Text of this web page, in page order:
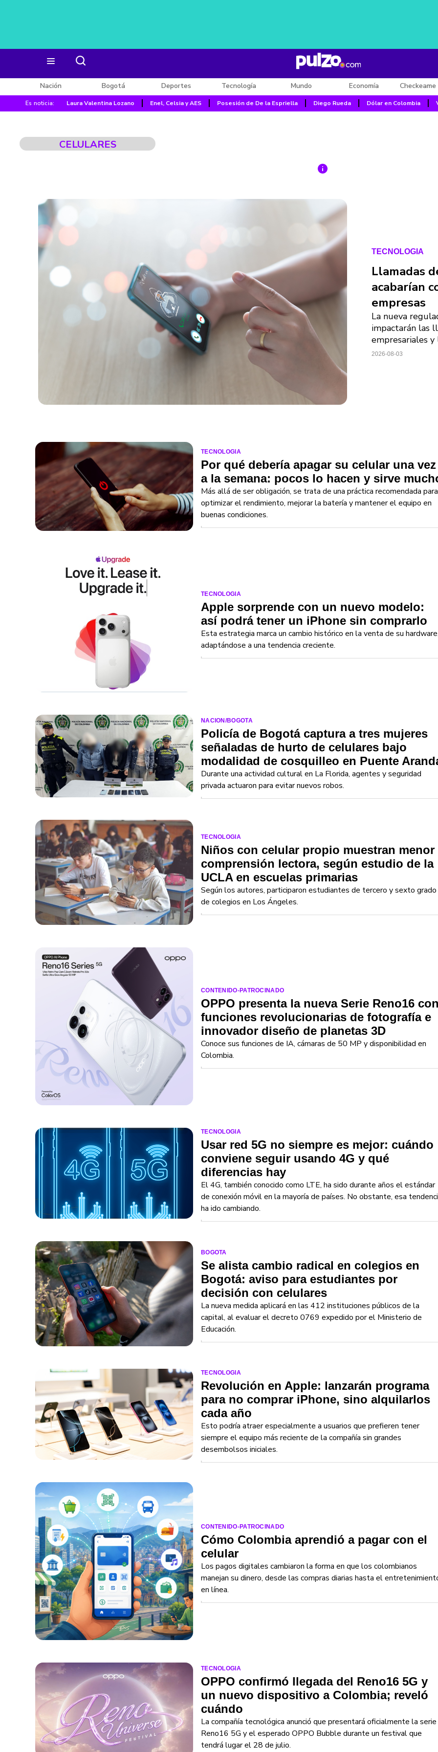
Nación Bogotá Deportes Tecnología Mundo Economía
Es noticia: Laura Valentina Lozano Enel, Celsia y AES Posesión de De la Espriella Diego Rueda Dólar en Colombia
CELULARES
TECNOLOGIA
Llamadas
acabarían
empresas
La nueva
impactarán las
empresariales y
2026-08-03
TECNOLOGIA
Por qué debería apagar su celular una vez
a la semana: pocos lo hacen y sirve
Más allá de ser obligación, se trata de una práctica recomendada para
optimizar el rendimiento, mejorar la batería y mantener el equipo en
buenas condiciones.
TECNOLOGIA
Apple sorprende con un nuevo modelo:
así podrá tener un iPhone sin comprarlo
Esta estrategia marca un cambio histórico en la venta de su
adaptándose a una tendencia creciente.
NACION/BOGOTA
Policía de Bogotá captura a tres mujeres
señaladas de hurto de celulares bajo
modalidad de cosquilleo en Puente
Durante una actividad cultural en La Florida, agentes y seguridad
privada actuaron para evitar nuevos robos.
TECNOLOGIA
Niños con celular propio muestran menor
comprensión lectora, según estudio de la
UCLA en escuelas primarias
Según los autores, participaron estudiantes de tercero y sexto grado
de colegios en Los Ángeles.
CONTENIDO-PATROCINADO
OPPO presenta la nueva Serie Reno16
funciones revolucionarias de fotografía e
innovador diseño de planetas 3D
Conoce sus funciones de IA, cámaras de 50 MP y disponibilidad en
Colombia.
TECNOLOGIA
Usar red 5G no siempre es mejor: cuándo
conviene seguir usando 4G y qué
diferencias hay
El 4G, también conocido como LTE, ha sido durante años el estándar
de conexión móvil en la mayoría de países. No obstante, esa
ha ido cambiando.
BOGOTA
Se alista cambio radical en colegios en
Bogotá: aviso para estudiantes por
decisión con celulares
La nueva medida aplicará en las 412 instituciones públicos de la
capital, al evaluar el decreto 0769 expedido por el Ministerio de
Educación.
TECNOLOGIA
Revolución en Apple: lanzarán programa
para no comprar iPhone, sino alquilarlos
cada año
Esto podría atraer especialmente a usuarios que prefieren tener
siempre el equipo más reciente de la compañía sin grandes
desembolsos iniciales.
CONTENIDO-PATROCINADO
Cómo Colombia aprendió a pagar con el
celular
Los pagos digitales cambiaron la forma en que los colombianos
manejan su dinero, desde las compras diarias hasta el
en línea.
TECNOLOGIA
OPPO confirmó llegada del Reno16 5G y
un nuevo dispositivo a Colombia; reveló
cuándo
La compañía tecnológica anunció que presentará oficialmente la serie
Reno16 5G y el esperado OPPO Bubble durante un festival que
tendrá lugar el 28 de julio.